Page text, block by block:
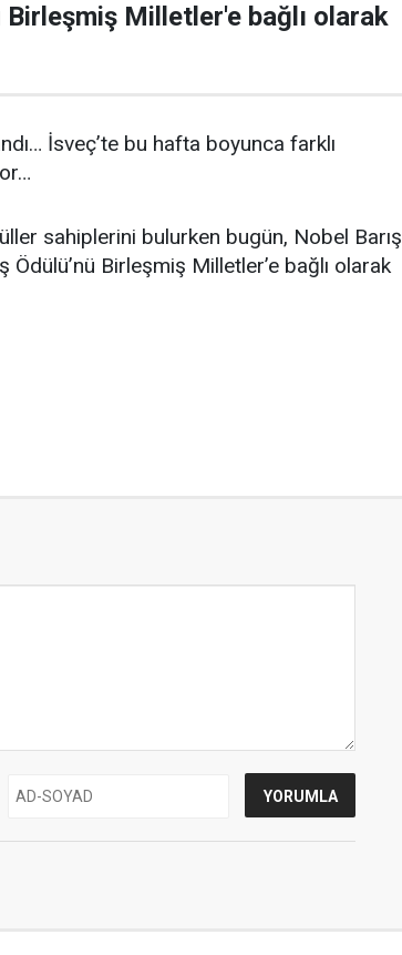
Birleşmiş Milletler'e bağlı olarak
İsveç’te bu hafta boyunca farklı
sahiplerini bulurken bugün, Nobel Barış
Ödülü’nü Birleşmiş Milletler’e bağlı olarak